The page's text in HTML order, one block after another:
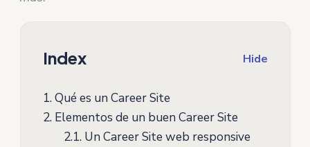
Index Hide
1.Qué es un Career Site
2.Elementos de un buen Career Site
2.1.Un Career Site web responsive